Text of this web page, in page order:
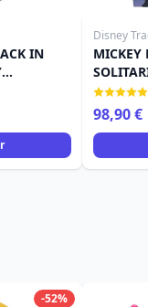
IN
Disney
MICKEY
98,90 €
-52%